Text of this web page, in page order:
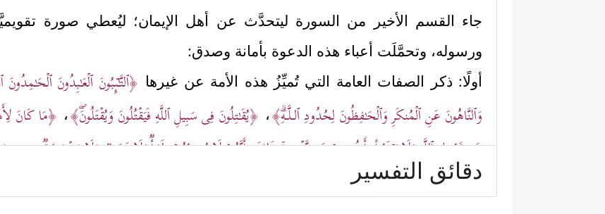
جاء القسم الأخير من السورة ليتحدَّث عن أهل الإيمان؛ ليُعطي صورة
ورسوله، وتحمَّلَت أعباء هذه الدعوة بأمانة وصدق:
أولًا: ذكر الصفات العامة التي تُميِّزُ هذه الأمة عن غيرها ﴿ٱلتَّـٰۤىِٕبُونَ ٱلۡعَـٰبِدُونَ
وَٱلنَّاهُونَ عَنِ ٱلۡمُنكَرِ وَٱلۡحَـٰفِظُونَ لِحُدُودِ ٱلـلَّـهِۗ﴾، ﴿یُقَـٰتِلُونَ فِی سَبِیلِ ٱللَّهِ فَیَقۡتُلُونَ وَیُقۡتَلُونَۖ﴾، ﴿مَا كَانَ
عَن رَّسُولِ ٱللَّهِ وَلَا یَرۡغَبُواْ بِأَنفُسِهِمۡ عَن نَّفۡسِهِۦۚ ذَ ٰ⁠لِكَ بِأَنَّهُمۡ لَا یُصِیبُهُمۡ ظَمَأࣱ وَلَا نَصَبࣱ وَلَا مَخۡمَصَةࣱ فِی سَبِیلِ
عَدُوࣲّ نَّیۡلًا إِلَّا كُتِبَ لَهُم بِهِۦ عَمَلࣱ صَـٰلِحٌۚ إِنَّ ٱللَّهَ لَا یُضِیعُ أَجۡرَ ٱلۡمُحۡسِنِینَ﴾
دقائق التفسير